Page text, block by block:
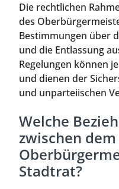
Die rechtlichen
des
Bestimmungen über
und die Entlassung
Regelungen können
und dienen der
und unparteiischen
Welche
zwischen dem
Stadtrat?